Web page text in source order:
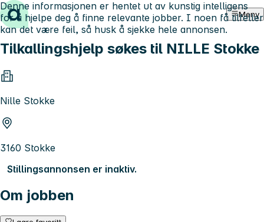
Hopp til innhold Meny
Tilkallingshjelp søkes til NILLE Stokke
Nille Stokke
3160 Stokke
Stillingsannonsen er inaktiv.
Om jobben
Denne informasjonen er hentet ut av kunstig intelligens
for å hjelpe deg å finne relevante jobber. I noen få tilfeller
kan det være feil, så husk å sjekke hele annonsen.